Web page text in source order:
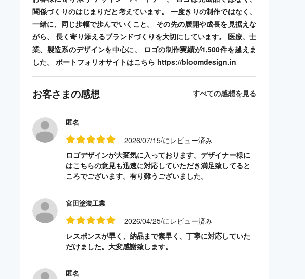
関係づくりのはじまりだと考えています。 一度きりの制作ではなく、
一緒に、同じ歩幅で歩んでいくこと。 その先の展開や成長を見据えな
がら、 長く寄り添えるブランドづくりを大切にしています。 医療、士
業、製造系のデザインを中心に、 ロゴの制作実績が1,500件を越えま
した。 ポートフォリオサイトはこちら https://bloomdesign.in
お客さまの感想 すべての感想を見る
匿名
2026/07/15/にレビュー済み
ロゴデザインが大変気に入っております。デザイナー様に
はこちらの意見も迅速に対応していただき満足致してると
ころでございます。有り難うございました。
宮田塗装工業
2026/04/25/にレビュー済み
レスポンスが早く、納品まで素早く、丁寧に対応していた
だけました。大変感謝致します。
匿名